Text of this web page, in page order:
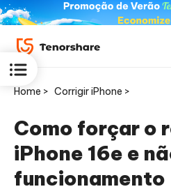
ReiBoot
for iOS
Home > Corrigir iPhone >
Como forçar o
iPhone 16e e
funcionamento